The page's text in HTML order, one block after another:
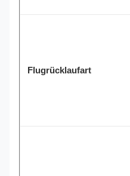
Flugrücklaufart